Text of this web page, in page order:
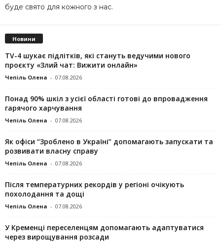
буде свято для кожного з нас.
Новини
TV-4 шукає підлітків, які стануть ведучими нового
проєкту «Злий чат: Вижити онлайн»
Чепіль Олена - 07.08.2026
Понад 90% шкіл з усієї області готові до впровадження
гарячого харчування
Чепіль Олена - 07.08.2026
Як офіси “Зроблено в Україні” допомагають запускaти та
розвивати власну справу
Чепіль Олена - 07.08.2026
Після температурних рекордів у регіоні очікують
похолодання та дощі
Чепіль Олена - 07.08.2026
У Кременці переселенцям допомагають адаптуватися
через вирощування розсади